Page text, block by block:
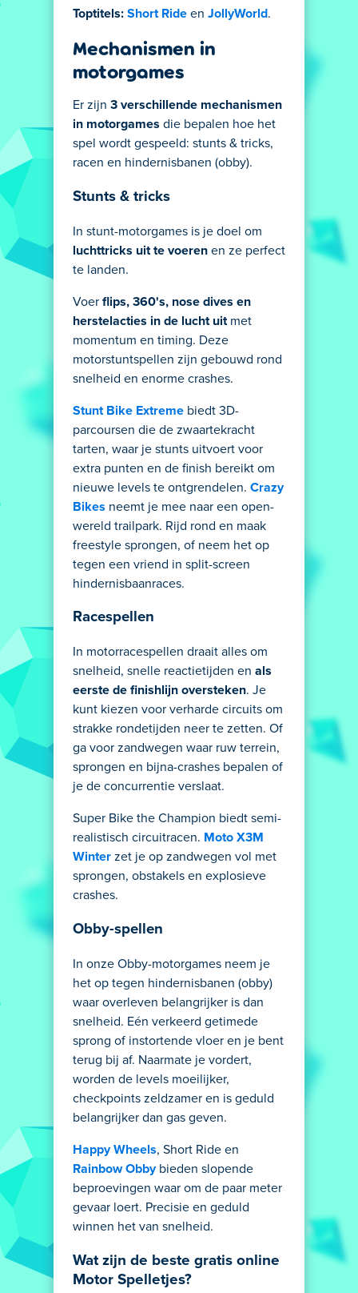
Toptitels: Short Ride en JollyWorld.
Mechanismen in
motorgames
Er zijn 3 verschillende mechanismen
in motorgames die bepalen hoe het
spel wordt gespeeld: stunts & tricks,
racen en hindernisbanen (obby).
Stunts & tricks
In stunt-motorgames is je doel om
luchttricks uit te voeren en ze perfect
te landen.
Voer flips, 360's, nose dives en
herstelacties in de lucht uit met
momentum en timing. Deze
motorstuntspellen zijn gebouwd rond
snelheid en enorme crashes.
Stunt Bike Extreme biedt 3D-
parcoursen die de zwaartekracht
tarten, waar je stunts uitvoert voor
extra punten en de finish bereikt om
nieuwe levels te ontgrendelen. Crazy
Bikes neemt je mee naar een open-
wereld trailpark. Rijd rond en maak
freestyle sprongen, of neem het op
tegen een vriend in split-screen
hindernisbaanraces.
Racespellen
In motorracespellen draait alles om
snelheid, snelle reactietijden en als
eerste de finishlijn oversteken. Je
kunt kiezen voor verharde circuits om
strakke rondetijden neer te zetten. Of
ga voor zandwegen waar ruw terrein,
sprongen en bijna-crashes bepalen of
je de concurrentie verslaat.
Super Bike the Champion biedt semi-
realistisch circuitracen. Moto X3M
Winter zet je op zandwegen vol met
sprongen, obstakels en explosieve
crashes.
Obby-spellen
In onze Obby-motorgames neem je
het op tegen hindernisbanen (obby)
waar overleven belangrijker is dan
snelheid. Eén verkeerd getimede
sprong of instortende vloer en je bent
terug bij af. Naarmate je vordert,
worden de levels moeilijker,
checkpoints zeldzamer en is geduld
belangrijker dan gas geven.
Happy Wheels, Short Ride en
Rainbow Obbybieden slopende
beproevingen waar om de paar meter
gevaar loert. Precisie en geduld
winnen het van snelheid.
Wat zijn de beste gratis online
Motor Spelletjes?